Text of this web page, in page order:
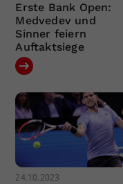
Erste Bank Open:
Medvedev und
Sinner feiern
Auftaktsiege
24.10.2023